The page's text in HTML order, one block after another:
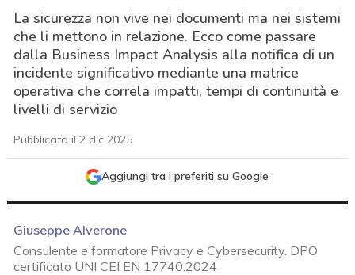
La sicurezza non vive nei documenti ma nei sistemi
che li mettono in relazione. Ecco come passare
dalla Business Impact Analysis alla notifica di un
incidente significativo mediante una matrice
operativa che correla impatti, tempi di continuità e
livelli di servizio
Pubblicato il 2 dic 2025
Aggiungi tra i preferiti su Google
Giuseppe Alverone
Consulente e formatore Privacy e Cybersecurity. DPO
certificato UNI CEI EN 17740:2024